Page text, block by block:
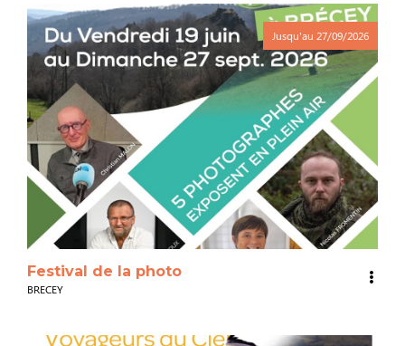
Jusqu'au 27/09/2026
Festival de la photo
BRECEY